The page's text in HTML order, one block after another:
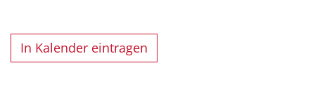
In Kalender eintragen